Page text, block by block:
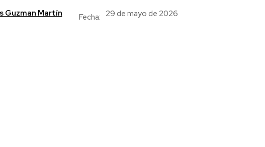
Guzman Martín Fecha: 29 de mayo de 2026